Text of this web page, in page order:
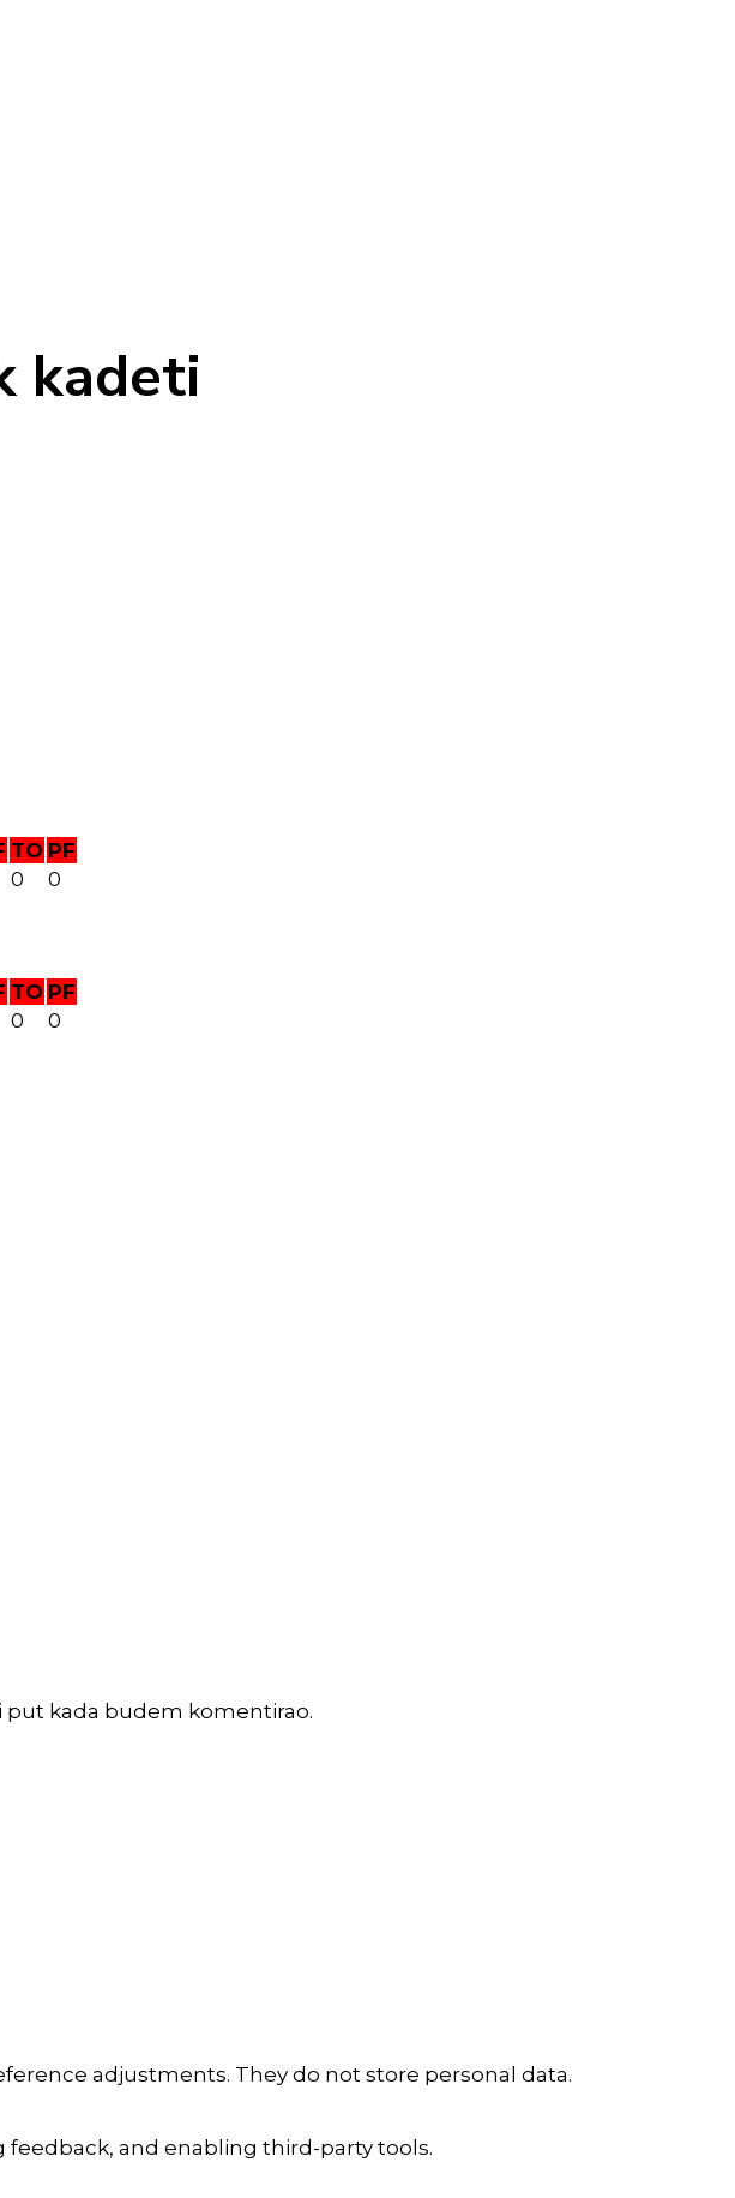
kadeti
TO PF
0 0
TO PF
0 0
kada budem komentirao.
adjustments. They do not store personal data.
and enabling third-party tools.